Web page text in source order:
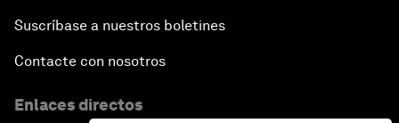
Suscríbase a nuestros boletines
Contacte con nosotros
Enlaces directos